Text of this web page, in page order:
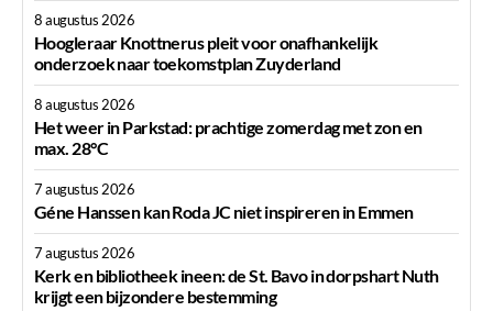
8 augustus 2026
Hoogleraar Knottnerus pleit voor onafhankelijk
onderzoek naar toekomstplan Zuyderland
8 augustus 2026
Het weer in Parkstad: prachtige zomerdag met zon en
max. 28°C
7 augustus 2026
Géne Hanssen kan Roda JC niet inspireren in Emmen
7 augustus 2026
Kerk en bibliotheek ineen: de St. Bavo in dorpshart Nuth
krijgt een bijzondere bestemming